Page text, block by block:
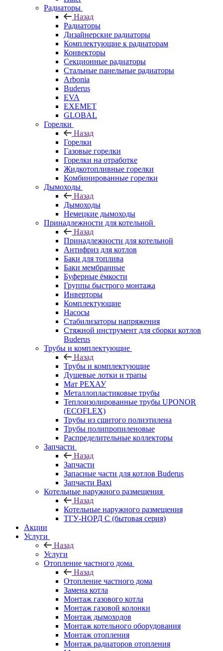
Радиаторы
Назад
Радиаторы
Дизайнерские радиаторы
Комплектующие к радиаторам
Конвекторы
Секционные радиаторы
Стальные панельные радиаторы
Arbonia
Buderus
EVA
EXEMET
GLOBAL
Горелки
Назад
Горелки
Газовые горелки
Горелки на отработке
Жидкотопливные горелки
Комбинированные горелки
Дымоходы
Назад
Дымоходы
Немецкие дымоходы
Принадлежности для котельной
Назад
Принадлежности для котельной
Антифриз для котлов
Баки для топлива
Баки мембранные
Буферные ёмкости
Группы быстрого монтажа
Инверторы
Комплектующие
Насосы
Стабилизаторы напряжения
Стяжной инструмент для сборки котлов
Buderus
Трубы и комплектующие
Назад
Трубы и комплектующие
Душевые лотки и трапы
Мат РЕХАУ
Металлопластиковые трубы
Теплоизолированные трубы UPONOR
(ECOFLEX)
Трубы из сшитого полиэтилена
Трубы полипропиленовые
Распределительные коллекторы
Запчасти
Назад
Запчасти
Запасные части для котлов Buderus
Запчасти Baxi
Котельные наружного размещения
Назад
Котельные наружного размещения
ТГУ-НОРД С (бытовая серия)
Акции
Услуги
Назад
Услуги
Отопление частного дома
Назад
Отопление частного дома
Замена котла
Монтаж газового котла
Монтаж газовой колонки
Монтаж дымоходов
Монтаж котельного оборудования
Монтаж отопления
Монтаж радиаторов отопления